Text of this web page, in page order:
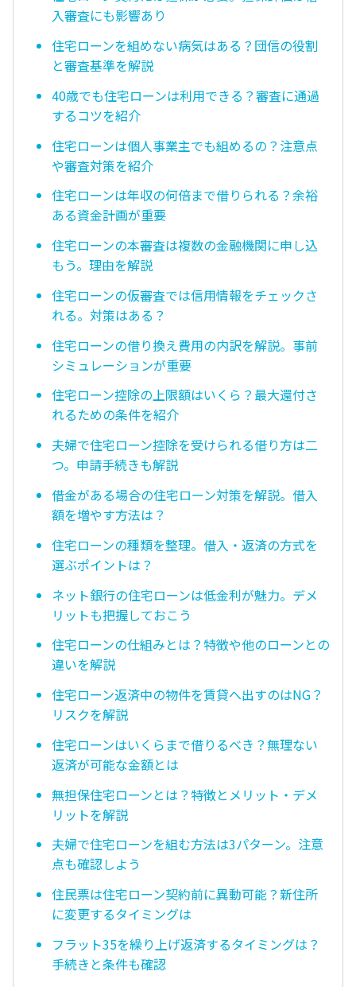
入審査にも影響あり
住宅ローンを組めない病気はある？団信の役割
と審査基準を解説
40歳でも住宅ローンは利用できる？審査に通過
するコツを紹介
住宅ローンは個人事業主でも組めるの？注意点
や審査対策を紹介
住宅ローンは年収の何倍まで借りられる？余裕
ある資金計画が重要
住宅ローンの本審査は複数の金融機関に申し込
もう。理由を解説
住宅ローンの仮審査では信用情報をチェックさ
れる。対策はある？
住宅ローンの借り換え費用の内訳を解説。事前
シミュレーションが重要
住宅ローン控除の上限額はいくら？最大還付さ
れるための条件を紹介
夫婦で住宅ローン控除を受けられる借り方は二
つ。申請手続きも解説
借金がある場合の住宅ローン対策を解説。借入
額を増やす方法は？
住宅ローンの種類を整理。借入・返済の方式を
選ぶポイントは？
ネット銀行の住宅ローンは低金利が魅力。デメ
リットも把握しておこう
住宅ローンの仕組みとは？特徴や他のローンとの
違いを解説
住宅ローン返済中の物件を賃貸へ出すのはNG？
リスクを解説
住宅ローンはいくらまで借りるべき？無理ない
返済が可能な金額とは
無担保住宅ローンとは？特徴とメリット・デメ
リットを解説
夫婦で住宅ローンを組む方法は3パターン。注意
点も確認しよう
住民票は住宅ローン契約前に異動可能？新住所
に変更するタイミングは
フラット35を繰り上げ返済するタイミングは？
手続きと条件も確認